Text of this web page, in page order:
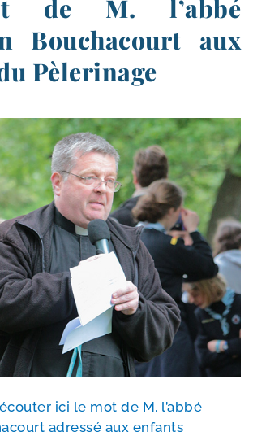
de M. l’abbé
Bouchacourt aux
Pèlerinage
ici le mot de M. l’ab­bé
adres­sé aux enfants